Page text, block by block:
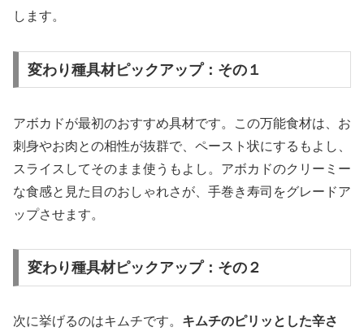
します。
変わり種具材ピックアップ：その１
アボカドが最初のおすすめ具材です。この万能食材は、お
刺身やお肉との相性が抜群で、ペースト状にするもよし、
スライスしてそのまま使うもよし。アボカドのクリーミー
な食感と見た目のおしゃれさが、手巻き寿司をグレードア
ップさせます。
変わり種具材ピックアップ：その２
次に挙げるのはキムチです。 キムチのピリッとした辛さ